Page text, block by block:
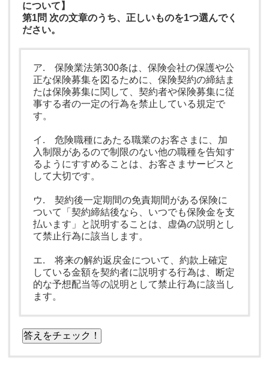
について】
第1問 次の文章のうち、正しいものを1つ選んでく
ださい。
ア. 保険業法第300条は、保険会社の保護や公
正な保険募集を図るために、保険契約の締結ま
たは保険募集に関して、契約者や保険募集に従
事する者の一定の行為を禁止している規定で
す。
イ. 危険職種にあたる職業のお客さまに、加
入制限があるので制限のない他の職種を告知す
るようにすすめることは、お客さまサービスと
して大切です。
ウ. 契約後一定期間の免責期間がある保険に
ついて「契約締結後なら、いつでも保険金を支
払います」と説明することは、虚偽の説明とし
て禁止行為に該当します。
エ. 将来の解約返戻金について、約款上確定
している金額を契約者に説明する行為は、断定
的な予想配当等の説明として禁止行為に該当し
ます。
答えをチェック！